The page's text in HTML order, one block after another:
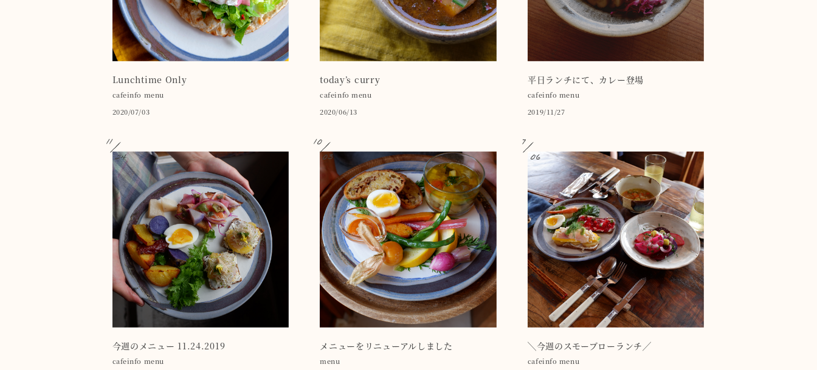
Lunchtime Only
cafeinfo menu
2020/07/03
today’s curry
cafeinfo menu
2020/06/13
平日ランチにて、カレー登場
cafeinfo menu
2019/11/27
11
24
今週のメニュー 11.24.2019
cafeinfo menu
10
03
メニューをリニューアルしました
menu
7
06
╲今週のスモーブローランチ╱
cafeinfo menu